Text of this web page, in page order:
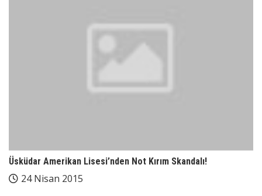
Üsküdar Amerikan Lisesi’nden Not Kırım Skandalı!
24 Nisan 2015